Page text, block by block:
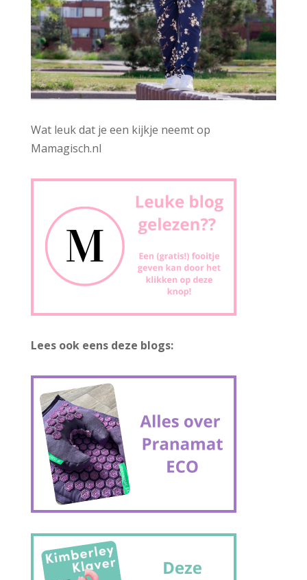
Wat leuk dat je een kijkje neemt op
Mamagisch.nl
Lees ook eens deze blogs: